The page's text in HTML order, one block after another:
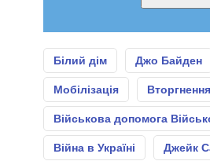
Білий дім Джо Байден
Мобілізація
Військова допомога
Війна в Україні Джейк